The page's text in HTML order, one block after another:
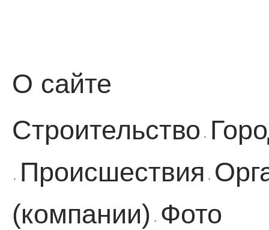
О сайте
Строительство ·
· Происшествия ·
(компании)
·
Фото